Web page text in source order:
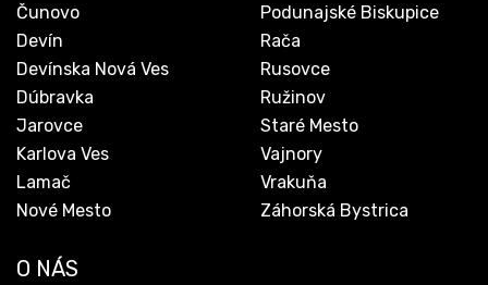
Čunovo
Devín
Devínska Nová Ves
Dúbravka
Jarovce
Karlova Ves
Lamač
Nové Mesto
Podunajské Biskupice
Rača
Rusovce
Ružinov
Staré Mesto
Vajnory
Vrakuňa
Záhorská Bystrica
O NÁS